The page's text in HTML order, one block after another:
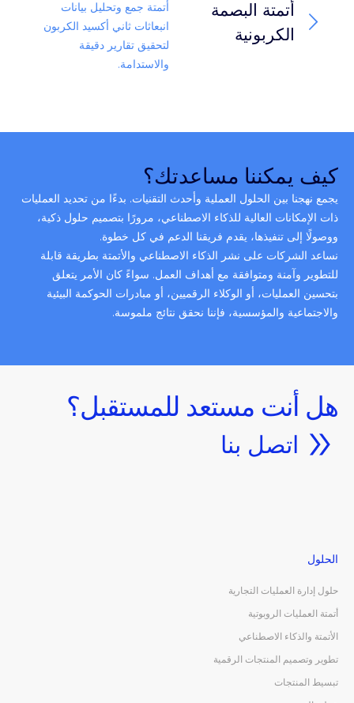
أتمتة البصمة
الكربونية
أتمتة جمع وتحليل بيانات
انبعاثات ثاني أكسيد الكربون
لتحقيق تقارير دقيقة
والاستدامة.
كيف يمكننا مساعدتك؟
يجمع نهجنا بين الحلول العملية وأحدث التقنيات. بدءًا من تحديد العمليات
ذات الإمكانات العالية للذكاء الاصطناعي، مرورًا بتصميم حلول ذكية،
ووصولًا إلى تنفيذها، يقدم فريقنا الدعم في كل خطوة.
نساعد الشركات على نشر الذكاء الاصطناعي والأتمتة بطريقة قابلة
للتطوير وآمنة ومتوافقة مع أهداف العمل. سواءً كان الأمر يتعلق
بتحسين العمليات، أو الوكلاء الرقميين، أو مبادرات الحوكمة البيئية
والاجتماعية والمؤسسية، فإننا نحقق نتائج ملموسة.
هل أنت مستعد للمستقبل؟
اتصل بنا
الحلول
حلول إدارة العمليات التجارية
أتمتة العمليات الروبوتية
الأتمتة والذكاء الاصطناعي
تطوير وتصميم المنتجات الرقمية
تبسيط المنتجات